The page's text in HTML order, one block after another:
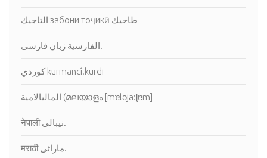
التاجيك забони тоҷикӣ طاجيك
الفارسية زبان فارسی.
كوردي kurmancî.kurdi
नेपाली نيبالى.
मराठी ماراثى.